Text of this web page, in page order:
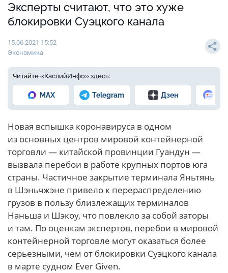
Эксперты считают, что это хуже
блокировки Суэцкого канала
15.06.2021 15:52
Экономика
Читайте «КаспийИнфо» здесь:
MAX Telegram Дзен
Новая вспышка коронавируса в одном
из основных центров мировой контейнерной
торговли — китайской провинции Гуандун —
вызвала перебои в работе крупных портов юга
страны. Частичное закрытие терминала Яньтянь
в Шэньчжэне привело к перераспределению
грузов в пользу близлежащих терминалов
Наньша и Шэкоу, что повлекло за собой заторы
и там. По оценкам экспертов, перебои в мировой
контейнерной торговле могут оказаться более
серьезными, чем от блокировки Суэцкого канала
в марте судном Ever Given.